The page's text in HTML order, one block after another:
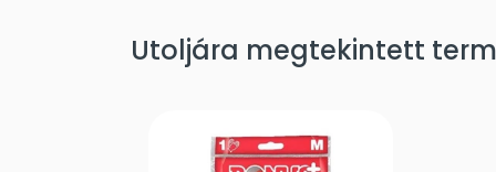
Utoljára megtekintett